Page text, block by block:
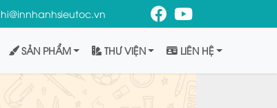
hi@innhanhsieutoc.vn
SẢN PHẨM THƯ VIỆN LIÊN HỆ